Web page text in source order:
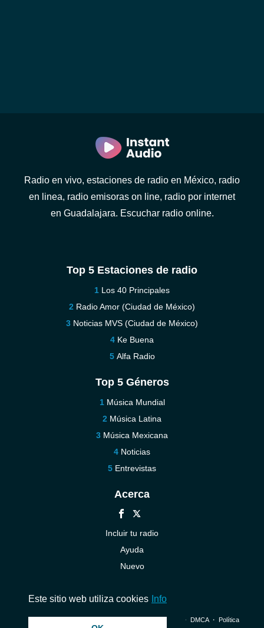
Radio en vivo, estaciones de radio en México, radio
en linea, radio emisoras on line, radio por internet
en Guadalajara. Escuchar radio online.
Top 5 Estaciones de radio
Los 40 Principales
Radio Amor (Ciudad de México)
Noticias MVS (Ciudad de México)
Ke Buena
Alfa Radio
Top 5 Géneros
Música Mundial
Música Latina
Música Mexicana
Noticias
Entrevistas
Acerca
Incluir tu radio
Ayuda
Nuevo
© 2026 InstantAudio. Reservados todos los derechos. ・ DMCA・ Política
Este sitio web utiliza cookies Info